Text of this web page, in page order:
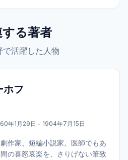
する著者
で活躍した人物
ホフ
年1月29日 - 1904年7月15日
作家、短編小説家。医師でもあ
の喜怒哀楽を、さりげない筆致